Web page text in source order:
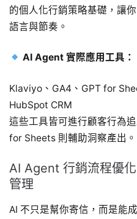
的個人化行銷策略基礎，讓
語言與節奏。
AI Agent 實際應用工具：
Klaviyo、GA4、GPT for
HubSpot CRM
這些工具皆可進行顧客行為
for Sheets 則輔助洞察產出。
AI Agent 行銷流程優
管理
AI 不只是幫你寄信，而是能